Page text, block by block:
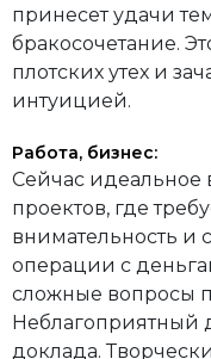
принесет удачи
бракосочетание.
плотских утех и
интуицией.
Работа, бизнес:
Сейчас идеальное
проектов, где
внимательность и
операции с
сложные вопросы
Неблагоприятный
доклада.